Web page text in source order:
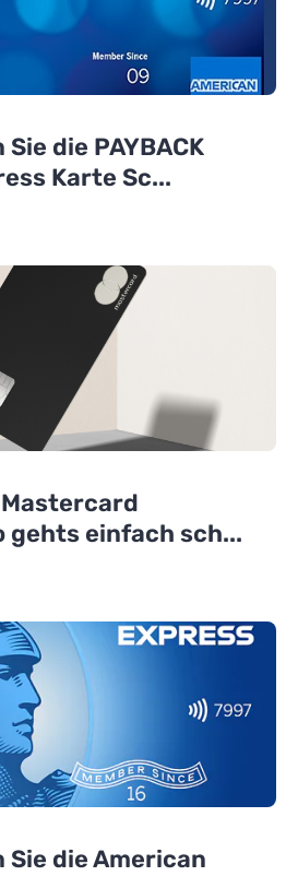
die PAYBACK
Karte Sc...
gehts einfach sch...
die American